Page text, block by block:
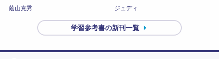
蔭山克秀
ジュディ
学習参考書の新刊一覧